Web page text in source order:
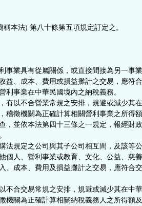
本法) 第八十條第五項規定訂定之。
事業具有從屬關係，或直接間接為另一事
益、成本、費用或損益攤計之交易，應符
利事業在中華民國境內之納稅義務。
有以不合營業常規之安排，規避或減少其
稽徵機關為正確計算相關營利事業之所得
，並依本法第四十三條之一規定，報經財
法規定之公司與其子公司相互間，及該等
個人、營利事業或教育、文化、公益、慈
、成本、費用及損益攤計之交易，應符合
不合交易常規之安排，規避或減少其在中
機關為正確計算相關納稅義務人之所得額